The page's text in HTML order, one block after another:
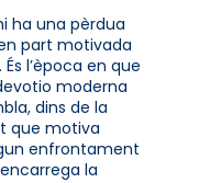
ha una pèrdua
part motivada
l’època en que
moderna
dins de la
que motiva
enfrontament
la